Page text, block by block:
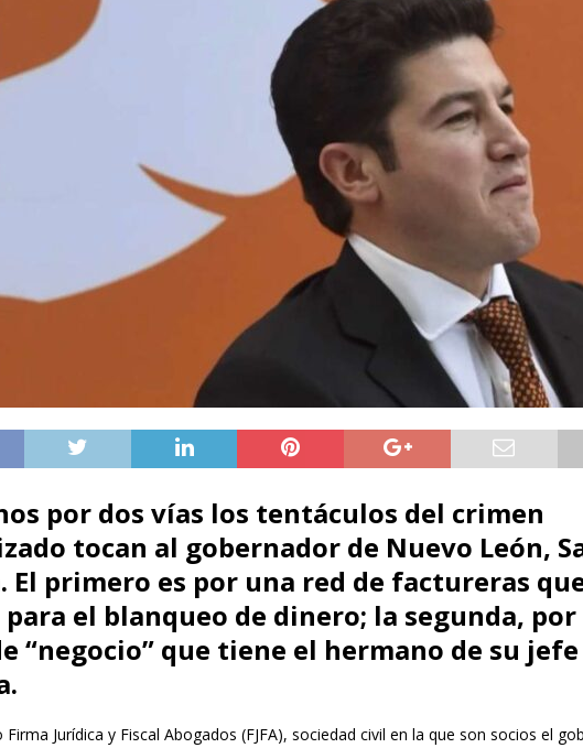
por dos vías los tentáculos del crimen
tocan al gobernador de Nuevo León,
El primero es por una red de factureras
el blanqueo de dinero; la segunda, por
“negocio” que tiene el hermano de su jefe
Firma Jurídica y Fiscal Abogados (FJFA), sociedad civil en la que son socios el